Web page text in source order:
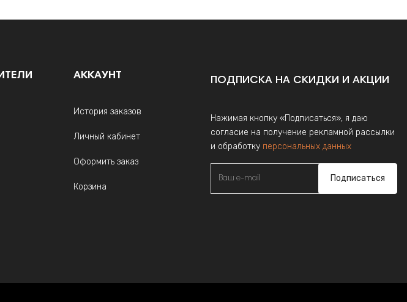
АККАУНТ
История заказов
Личный кабинет
Оформить заказ
Корзина
ПОДПИСКА НА СКИДКИ И АКЦИИ
Нажимая кнопку «Подписаться», я даю
согласие на получение рекламной рассылки
и обработку персональных данных
Подписаться